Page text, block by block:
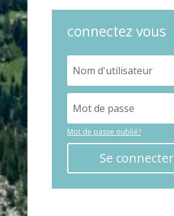
connectez vous
Mot de passe oublié?
Se connecter